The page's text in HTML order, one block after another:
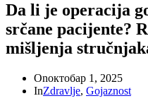
Da li je operacija
srčane pacijente?
mišljenja
Onоктобар 1, 2025
InZdravlje, Gojaznost